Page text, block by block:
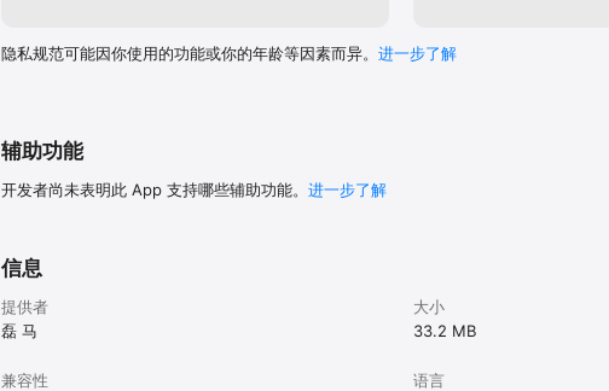
隐私规范可能因你使用的功能或你的年龄等因素而异。 进一步了解
辅助功能
开发者尚未表明此 App 支持哪些辅助功能。 进一步了解
信息
提供者
磊 马
大小
33.2 MB
兼容性
语言